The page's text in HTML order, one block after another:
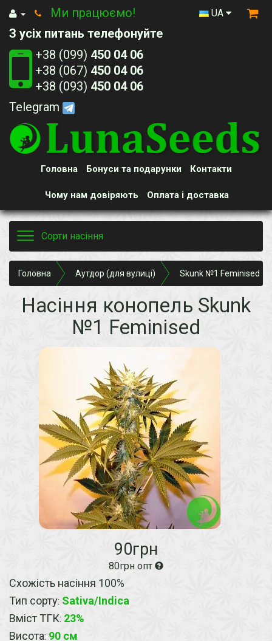
UA
Ми працюємо!
З усіх питань телефонуйте
+38 (099) 450 04 06
+38 (067) 450 04 06
+38 (093) 450 04 06
Telegram
Головна
Чому нам довіряють
Контакти
Бонуси та подарунки
Оплата і доставка
Toggle
navigation
Сорти насіння
Головна Аутдор (для вулиці) Skunk №1 Feminised
Насіння конопель Skunk
№1 Feminised
90грн
80грн опт
Схожість насіння 100%
Тип сорту: Sativa/Indica
Вміст ТГК: 23%
Висота: 90 см